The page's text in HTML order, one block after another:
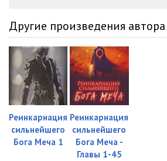
Другие произведения автора
Реинкарнация
сильнейшего
Бога Меча 1
Реинкарнация
сильнейшего
Бога Меча -
Главы 1-45